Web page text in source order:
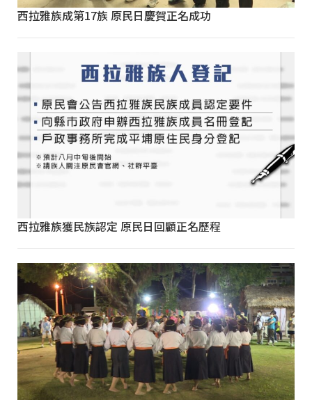
西拉雅族成第17族 原民日慶賀正名成功
西拉雅族獲民族認定 原民日回顧正名歷程